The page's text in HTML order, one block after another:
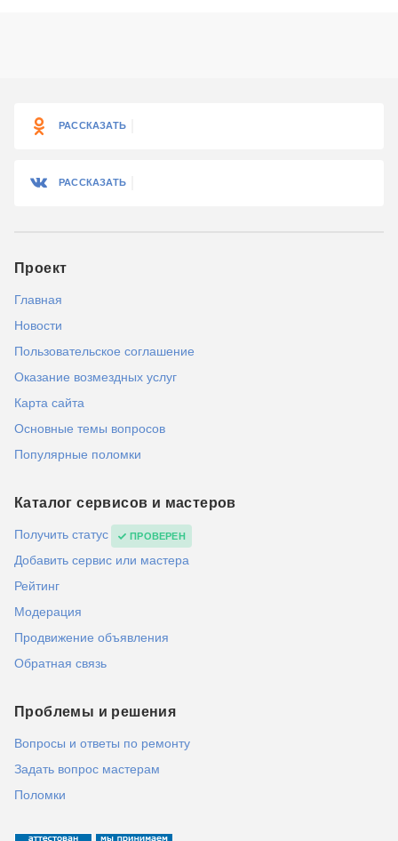
РАССКАЗАТЬ
РАССКАЗАТЬ
Проект
Главная
Новости
Пользовательское соглашение
Оказание возмездных услуг
Карта сайта
Основные темы вопросов
Популярные поломки
Каталог сервисов и мастеров
Получить статус ПРОВЕРЕН
Добавить сервис или мастера
Рейтинг
Модерация
Продвижение объявления
Обратная связь
Проблемы и решения
Вопросы и ответы по ремонту
Задать вопрос мастерам
Поломки